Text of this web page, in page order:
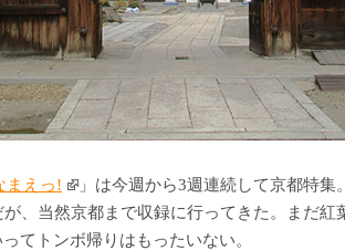
まえっ!
」は今週から3週連続して京都特集
、当然京都まで収録に行ってきた。まだ紅
てトンボ帰りはもったいない。